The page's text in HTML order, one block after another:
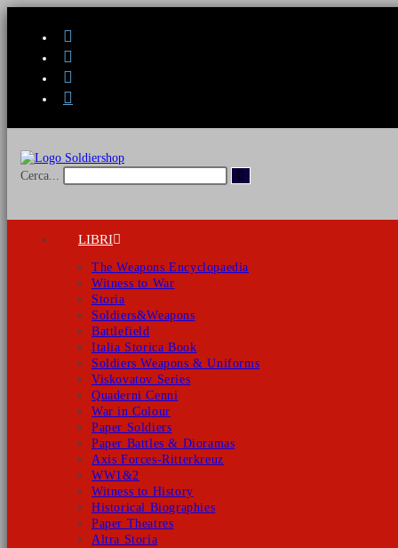
Cerca...
ricerca
LIBRI
The Weapons Encyclopaedia
Witness to War
Storia
Soldiers&Weapons
Battlefield
Italia Storica Book
Soldiers Weapons & Uniforms
Viskovatov Series
Quaderni Cenni
War in Colour
Paper Soldiers
Paper Battles & Dioramas
Axis Forces-Ritterkreuz
WW1&2
Witness to History
Historical Biographies
Paper Theatres
Altra Storia